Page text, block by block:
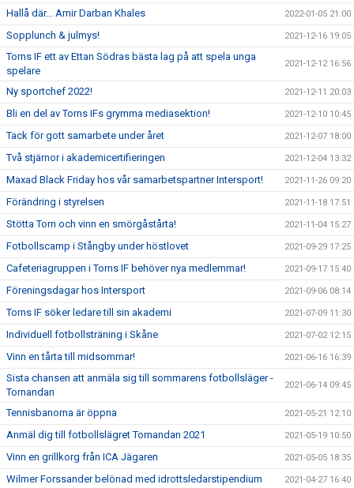
Hallå där... Amir Darban Khales 2022-01-05 21:00
Sopplunch & julmys! 2021-12-16 19:05
Torns IF ett av Ettan Södras bästa lag på att spela unga
spelare
2021-12-12 16:56
Ny sportchef 2022! 2021-12-11 20:03
Bli en del av Torns IFs grymma mediasektion! 2021-12-10 10:45
Tack för gott samarbete under året 2021-12-07 18:00
Två stjärnor i akademicertifieringen 2021-12-04 13:32
Maxad Black Friday hos vår samarbetspartner Intersport! 2021-11-26 09:20
Förändring i styrelsen 2021-11-18 17:51
Stötta Torn och vinn en smörgåstårta! 2021-11-04 15:27
Fotbollscamp i Stångby under höstlovet 2021-09-29 17:25
Cafeteriagruppen i Torns IF behöver nya medlemmar! 2021-09-17 15:40
Föreningsdagar hos Intersport 2021-09-06 08:14
Torns IF söker ledare till sin akademi 2021-07-09 11:30
Individuell fotbollsträning i Skåne 2021-07-02 12:15
Vinn en tårta till midsommar! 2021-06-16 16:39
Sista chansen att anmäla sig till sommarens fotbollsläger -
Tornandan
2021-06-14 09:45
Tennisbanorna är öppna 2021-05-21 12:10
Anmäl dig till fotbollslägret Tornandan 2021 2021-05-19 10:50
Vinn en grillkorg från ICA Jägaren 2021-05-05 18:35
Wilmer Forssander belönad med idrottsledarstipendium 2021-04-27 16:40